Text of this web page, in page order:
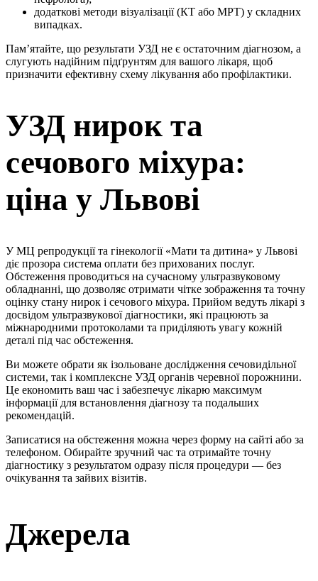
додаткові методи візуалізації (КТ або МРТ) у складних
випадках.
Пам’ятайте, що результати УЗД не є остаточним діагнозом, а
слугують надійним підґрунтям для вашого лікаря, щоб
призначити ефективну схему лікування або профілактики.
УЗД нирок та
сечового міхура:
ціна у Львові
У МЦ репродукції та гінекології «Мати та дитина» у Львові
діє прозора система оплати без прихованих послуг.
Обстеження проводиться на сучасному ультразвуковому
обладнанні, що дозволяє отримати чітке зображення та точну
оцінку стану нирок і сечового міхура. Прийом ведуть лікарі з
досвідом ультразвукової діагностики, які працюють за
міжнародними протоколами та приділяють увагу кожній
деталі під час обстеження.
Ви можете обрати як ізольоване дослідження сечовидільної
системи, так і комплексне УЗД органів черевної порожнини.
Це економить ваш час і забезпечує лікарю максимум
інформації для встановлення діагнозу та подальших
рекомендацій.
Записатися на обстеження можна через форму на сайті або за
телефоном. Обирайте зручний час та отримайте точну
діагностику з результатом одразу після процедури — без
очікування та зайвих візитів.
Джерела